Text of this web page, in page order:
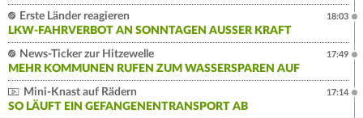
Erste Länder reagieren
LKW-FAHRVERBOT AN SONNTAGEN AUSSER KRAFT
18:03
News-Ticker zur Hitzewelle
MEHR KOMMUNEN RUFEN ZUM WASSERSPAREN AUF
17:49
Mini-Knast auf Rädern
SO LÄUFT EIN GEFANGENENTRANSPORT AB
17:14